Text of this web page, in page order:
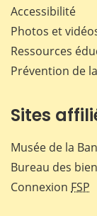
Accessibilité
Photos et
Ressources
Prévention de
Sites
Musée de la
Bureau des
Connexion FSP